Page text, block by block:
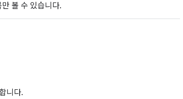
볼 수 있습니다.
니다.